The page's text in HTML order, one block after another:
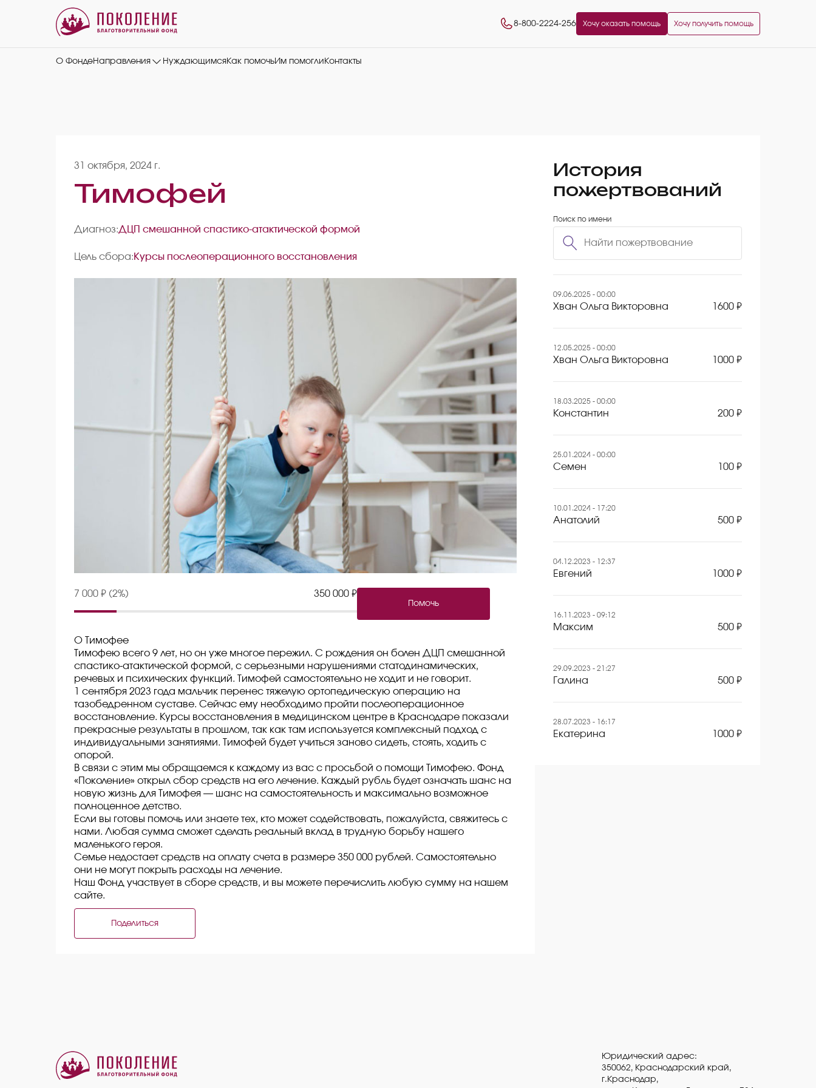
8-800-2224-256 Хочу оказать помощь Хочу получить помощь
О ФондеНаправления НуждающимсяКак помочьИм помогли Контакты
31 октября, 2024 г.
Тимофей
Диагноз:ДЦП смешанной спастико-атактической формой
Цель сбора:Курсы послеоперационного восстановления
7 000 ₽ (2%) 350 000 ₽
Помочь
О Тимофее
Тимофею всего 9 лет, но он уже многое пережил. С рождения он болен ДЦП смешанной
спастико-атактической формой, с серьезными нарушениями статодинамических,
речевых и психических функций. Тимофей самостоятельно не ходит и не говорит.
1 сентября 2023 года мальчик перенес тяжелую ортопедическую операцию на
тазобедренном суставе. Сейчас ему необходимо пройти послеоперационное
восстановление. Курсы восстановления в медицинском центре в Краснодаре показали
прекрасные результаты в прошлом, так как там используется комплексный подход с
индивидуальными занятиями. Тимофей будет учиться заново сидеть, стоять, ходить с
опорой.
В связи с этим мы обращаемся к каждому из вас с просьбой о помощи Тимофею. Фонд
«Поколение» открыл сбор средств на его лечение. Каждый рубль будет означать шанс на
новую жизнь для Тимофея — шанс на самостоятельность и максимально возможное
полноценное детство.
Если вы готовы помочь или знаете тех, кто может содействовать, пожалуйста, свяжитесь с
нами. Любая сумма сможет сделать реальный вклад в трудную борьбу нашего
маленького героя.
Семье недостает средств на оплату счета в размере 350 000 рублей. Самостоятельно
они не могут покрыть расходы на лечение.
Наш Фонд участвует в сборе средств, и вы можете перечислить любую сумму на нашем
сайте.
Поделиться
История
пожертвований
Поиск по имени
09.06.2025 - 00:00
Хван Ольга Викторовна 1600 ₽
12.05.2025 - 00:00
Хван Ольга Викторовна 1000 ₽
18.03.2025 - 00:00
Константин 200 ₽
25.01.2024 - 00:00
Семен 100 ₽
10.01.2024 - 17:20
Анатолий 500 ₽
04.12.2023 - 12:37
Евгений 1000 ₽
16.11.2023 - 09:12
Максим 500 ₽
29.09.2023 - 21:27
Галина 500 ₽
28.07.2023 - 16:17
Екатерина 1000 ₽
Юридический адрес:
350062, Краснодарский край,
г.Краснодар,